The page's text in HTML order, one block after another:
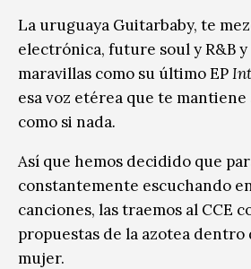
La uruguaya Guitarbaby, te
electrónica, future soul y R&B
maravillas como su último EP
esa voz etérea que te
como si nada.
Así que hemos decidido que
constantemente escuchando
canciones, las traemos al CCE
propuestas de la azotea dentro
mujer.